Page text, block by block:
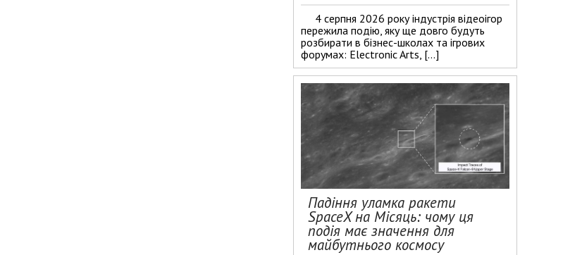
4 серпня 2026 року індустрія відеоігор
пережила подію, яку ще довго будуть
розбирати в бізнес-школах та ігрових
форумах: Electronic Arts, […]
Падіння уламка ракети
SpaceX на Місяць: чому ця
подія має значення для
майбутнього космосу